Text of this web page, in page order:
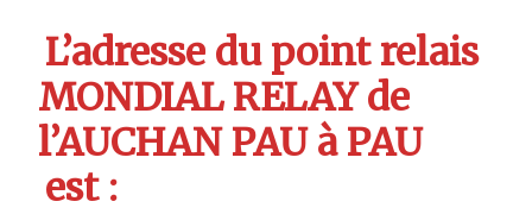
L’adresse du point relais
MONDIAL RELAY de
l’AUCHAN PAU à PAU
est :